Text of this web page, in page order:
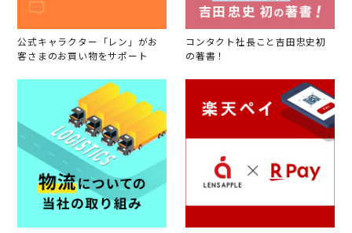
公式キャラクター「レン」がお
客さまのお買い物をサポート
コンタクト社長こと吉田忠史初
の著書！